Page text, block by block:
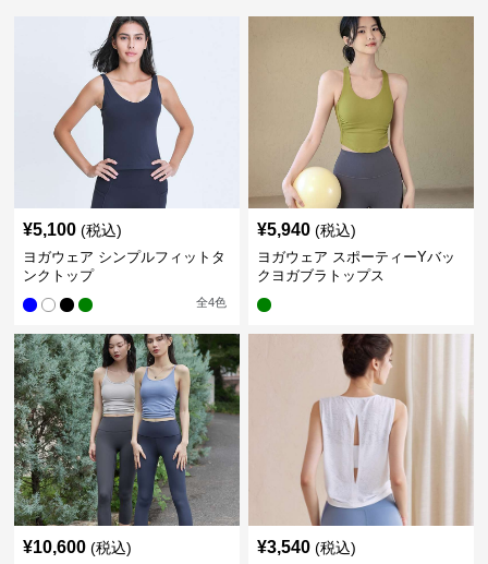
¥5,100 (税込)
ヨガウェア シンプルフィットタ
ンクトップ
全4色
¥5,940 (税込)
ヨガウェア スポーティーYバッ
クヨガブラトップス
¥10,600 (税込) ¥3,540 (税込)